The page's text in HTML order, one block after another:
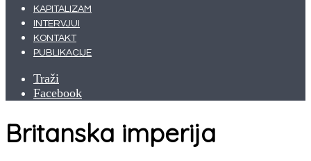
KAPITALIZAM
INTERVJUI
KONTAKT
PUBLIKACIJE
Traži
Facebook
Britanska imperija